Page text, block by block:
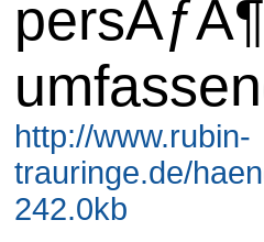
http://www.rubin-
trauringe.de/
242.0kb